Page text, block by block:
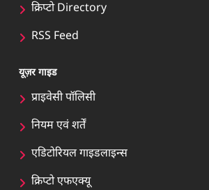
क्रिप्टो Directory
RSS Feed
यूज़र गाइड
प्राइवेसी पॉलिसी
नियम एवं शर्तें
एडिटोरियल गाइडलाइन्स
क्रिप्टो एफएक्यू